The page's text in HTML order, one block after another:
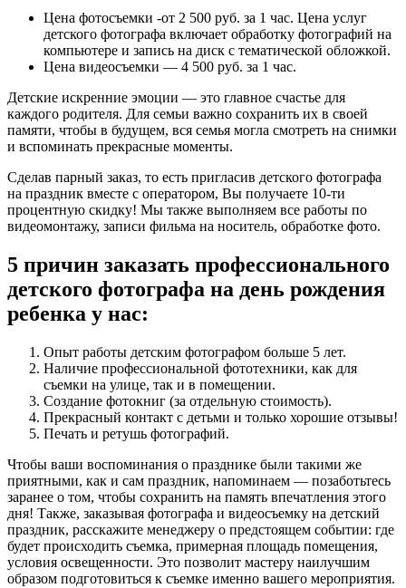
Цена фотосъемки -от 2 500 руб. за 1 час. Цена услуг
детского фотографа включает обработку фотографий на
компьютере и запись на диск с тематической обложкой.
Цена видеосъемки — 4 500 руб. за 1 час.
Детские искренние эмоции — это главное счастье для
каждого родителя. Для семьи важно сохранить их в своей
памяти, чтобы в будущем, вся семья могла смотреть на снимки
и вспоминать прекрасные моменты.
Сделав парный заказ, то есть пригласив детского фотографа
на праздник вместе с оператором, Вы получаете 10-ти
процентную скидку! Мы также выполняем все работы по
видеомонтажу, записи фильма на носитель, обработке фото.
5 причин заказать профессионального
детского фотографа на день рождения
ребенка у нас:
Опыт работы детским фотографом больше 5 лет.
Наличие профессиональной фототехники, как для
съемки на улице, так и в помещении.
Создание фотокниг (за отдельную стоимость).
Прекрасный контакт с детьми и только хорошие отзывы!
Печать и ретушь фотографий.
Чтобы ваши воспоминания о празднике были такими же
приятными, как и сам праздник, напоминаем — позаботьтесь
заранее о том, чтобы сохранить на память впечатления этого
дня! Также, заказывая фотографа и видеосъемку на детский
праздник, расскажите менеджеру о предстоящем событии: где
будет происходить съемка, примерная площадь помещения,
условия освещенности. Это позволит мастеру наилучшим
образом подготовиться к съемке именно вашего мероприятия.